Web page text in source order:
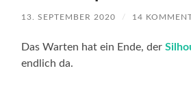
13. SEPTEMBER 2020 / 14
Das Warten hat ein Ende, der
endlich da.